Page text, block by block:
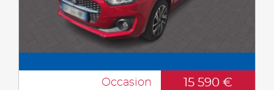
Occasion 15 590 €